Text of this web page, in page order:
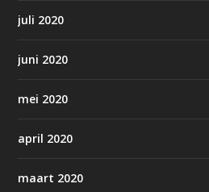
juli 2020
juni 2020
mei 2020
april 2020
maart 2020